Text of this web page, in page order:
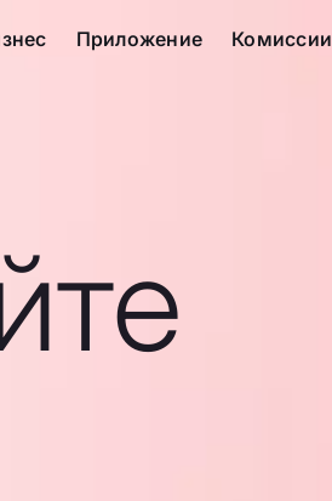
Приложение Комиссии